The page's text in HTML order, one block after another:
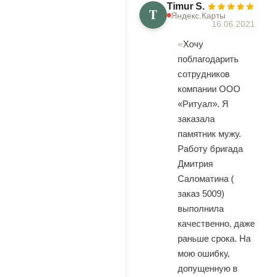
T Timur S.
Яндекс.Карты
16.06.2021
Хочу
поблагодарить
сотрудников
компании ООО
«Ритуал». Я
заказала
памятник мужу.
Работу бригада
Дмитрия
Саломатина (
заказ 5009)
выполнила
качественно, даже
раньше срока. На
мою ошибку,
допущенную в